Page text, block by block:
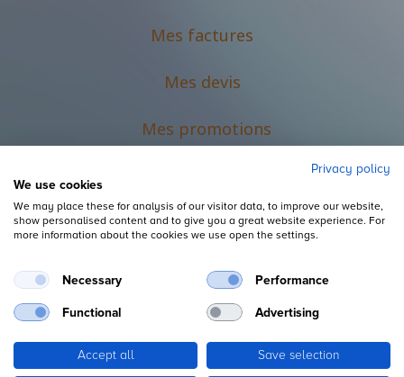
Mes factures
Mes devis
Mes promotions
Mentions légales
Privacy policy
We use cookies
We may place these for analysis of our visitor data, to improve our website,
show personalised content and to give you a great website experience. For
more information about the cookies we use open the settings.
Necessary Performance
Functional Advertising
Accept all Save selection